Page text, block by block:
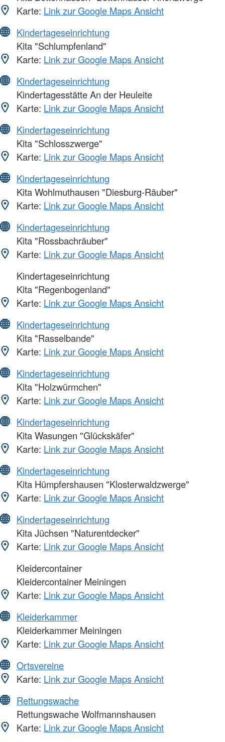
Karte: Link zur Google Maps Ansicht
Kindertageseinrichtung
Kita "Schlumpfenland"
Karte: Link zur Google Maps Ansicht
Kindertageseinrichtung
Kindertagesstätte An der Heuleite
Karte: Link zur Google Maps Ansicht
Kindertageseinrichtung
Kita "Schlosszwerge"
Karte: Link zur Google Maps Ansicht
Kindertageseinrichtung
Kita Wohlmuthausen "Diesburg-Räuber"
Karte: Link zur Google Maps Ansicht
Kindertageseinrichtung
Kita "Rossbachräuber"
Karte: Link zur Google Maps Ansicht
Kindertageseinrichtung
Kita "Regenbogenland"
Karte: Link zur Google Maps Ansicht
Kindertageseinrichtung
Kita "Rasselbande"
Karte: Link zur Google Maps Ansicht
Kindertageseinrichtung
Kita "Holzwürmchen"
Karte: Link zur Google Maps Ansicht
Kindertageseinrichtung
Kita Wasungen "Glückskäfer"
Karte: Link zur Google Maps Ansicht
Kindertageseinrichtung
Kita Hümpfershausen "Klosterwaldzwerge"
Karte: Link zur Google Maps Ansicht
Kindertageseinrichtung
Kita Jüchsen "Naturentdecker"
Karte: Link zur Google Maps Ansicht
Kleidercontainer
Kleidercontainer Meiningen
Karte: Link zur Google Maps Ansicht
Kleiderkammer
Kleiderkammer Meiningen
Karte: Link zur Google Maps Ansicht
Ortsvereine
Karte: Link zur Google Maps Ansicht
Rettungswache
Rettungswache Wolfmannshausen
Karte: Link zur Google Maps Ansicht